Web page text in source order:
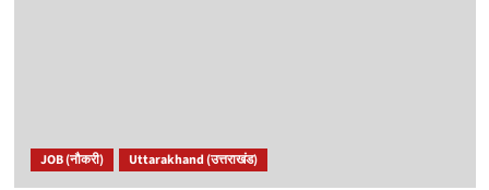
JOB (नौकरी) Uttarakhand (उत्तराखंड)